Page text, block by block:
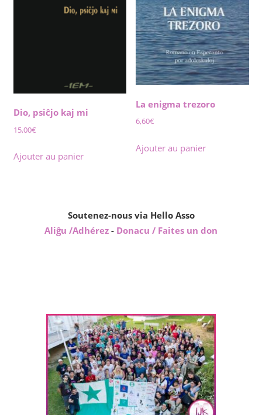
Dio, psiĉjo kaj mi
15,00€
Ajouter au panier
La enigma trezoro
6,60€
Ajouter au panier
Soutenez-nous via Hello Asso
Aliĝu /Adhérez - Donacu / Faites un don